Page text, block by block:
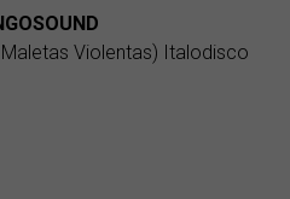
Maletas Violentas) Italodisco